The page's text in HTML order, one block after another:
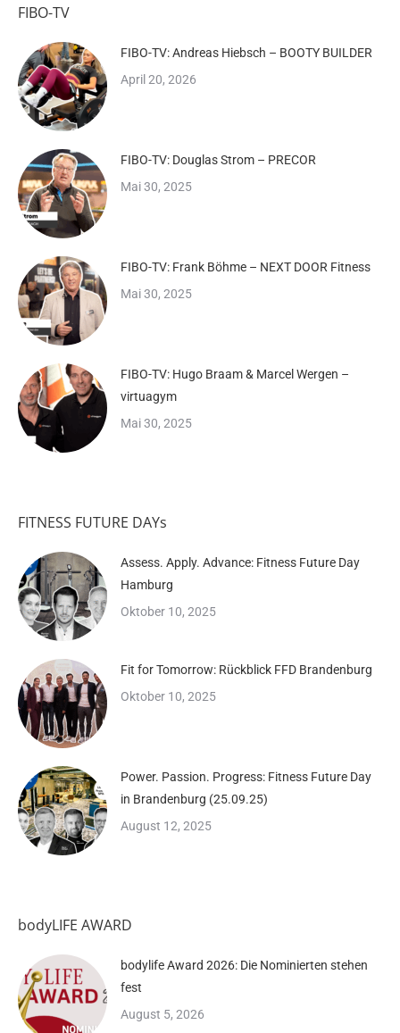
FIBO-TV
FIBO-TV: Andreas Hiebsch – BOOTY BUILDER
April 20, 2026
FIBO-TV: Douglas Strom – PRECOR
Mai 30, 2025
FIBO-TV: Frank Böhme – NEXT DOOR Fitness
Mai 30, 2025
FIBO-TV: Hugo Braam & Marcel Wergen –
virtuagym
Mai 30, 2025
FITNESS FUTURE DAYs
Assess. Apply. Advance: Fitness Future Day
Hamburg
Oktober 10, 2025
Fit for Tomorrow: Rückblick FFD Brandenburg
Oktober 10, 2025
Power. Passion. Progress: Fitness Future Day
in Brandenburg (25.09.25)
August 12, 2025
bodyLIFE AWARD
bodylife Award 2026: Die Nominierten stehen
fest
August 5, 2026